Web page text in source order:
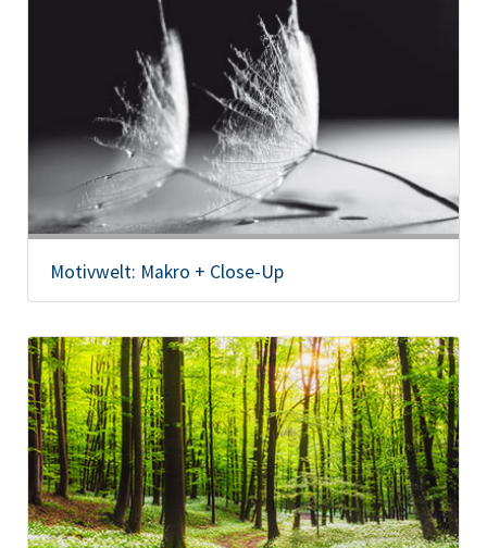
Motivwelt: Makro + Close-Up